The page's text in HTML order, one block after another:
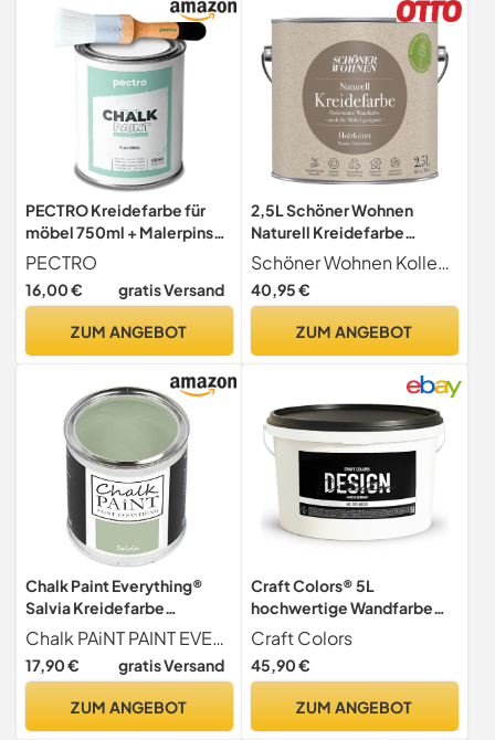
PECTRO Kreidefarbe für
möbel 750ml + Malerpinsel
Chalk Paint (REINES Weiss)
PECTRO
16,00 € gratis Versand
ZUM ANGEBOT
2,5L Schöner Wohnen
Naturell Kreidefarbe
Holzkunst, Warmes
Naturbraun
Schöner Wohnen Kollektion
40,95 €
ZUM ANGEBOT
Chalk Paint Everything®
Salvia Kreidefarbe
Wasserbasis für Alle
Oberflächen einfach zu
verarbeiten ohne
Paint Extra Matt (250 ml)
Chalk PAiNT PAINT EVERYTHING
17,90 € gratis Versand
ZUM ANGEBOT
Craft Colors® 5L
hochwertige Wandfarbe
edelmatt, Kreidefarbe
made in Germany, Design
Collection No. 901 weiß
Craft Colors
45,90 €
ZUM ANGEBOT